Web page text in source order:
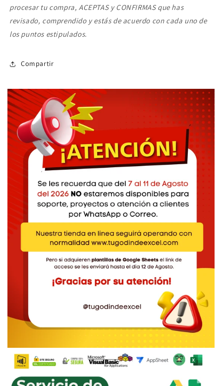
procesar tu compra, ACEPTAS y CONFIRMAS que has
revisado, comprendido y estás de acuerdo con cada uno de
los puntos estipulados.
Compartir